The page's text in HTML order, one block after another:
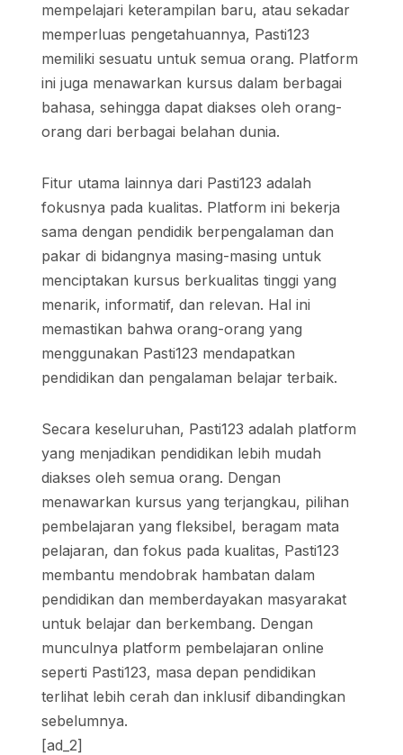
mempelajari keterampilan baru, atau sekadar
memperluas pengetahuannya, Pasti123
memiliki sesuatu untuk semua orang. Platform
ini juga menawarkan kursus dalam berbagai
bahasa, sehingga dapat diakses oleh orang-
orang dari berbagai belahan dunia.
Fitur utama lainnya dari Pasti123 adalah
fokusnya pada kualitas. Platform ini bekerja
sama dengan pendidik berpengalaman dan
pakar di bidangnya masing-masing untuk
menciptakan kursus berkualitas tinggi yang
menarik, informatif, dan relevan. Hal ini
memastikan bahwa orang-orang yang
menggunakan Pasti123 mendapatkan
pendidikan dan pengalaman belajar terbaik.
Secara keseluruhan, Pasti123 adalah platform
yang menjadikan pendidikan lebih mudah
diakses oleh semua orang. Dengan
menawarkan kursus yang terjangkau, pilihan
pembelajaran yang fleksibel, beragam mata
pelajaran, dan fokus pada kualitas, Pasti123
membantu mendobrak hambatan dalam
pendidikan dan memberdayakan masyarakat
untuk belajar dan berkembang. Dengan
munculnya platform pembelajaran online
seperti Pasti123, masa depan pendidikan
terlihat lebih cerah dan inklusif dibandingkan
sebelumnya.
[ad_2]